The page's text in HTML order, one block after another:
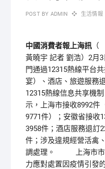
POST BY ADMIN 生活情報
中國消費者報上海訊 （
黃曉宇 記者 劉浩）2月
門通過12315熱線平台
宴）、酒店、旅遊服
12315熱線信息共享機
示，上海市接收8992件
9771件）；安徽省接
3958件；酒店服務退訂
件；涉及違規經營活
調處理。 上海市市場
力應對處置因疫情引發